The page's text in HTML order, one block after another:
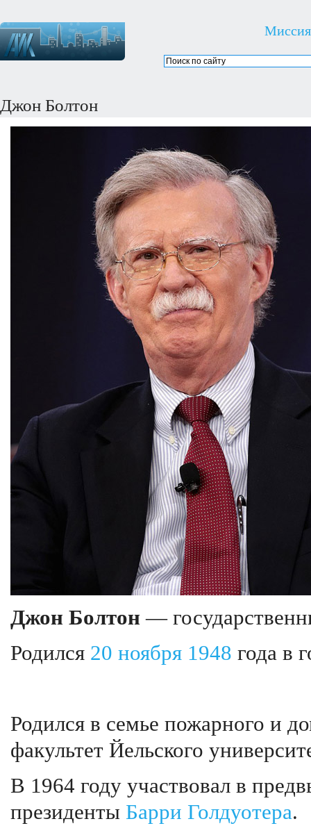
Миссия
Джон Болтон
Джон Болтон —
Родился 20 ноября 1948 года в
Родился в семье пожарного и
факультет Йельского
В 1964 году участвовал в
президенты Барри Голдуотера.